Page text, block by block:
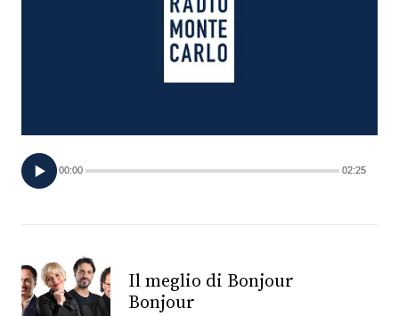
TV
PRINCIPATO
MONACO
RMC
CONSIGLIA
00:00 02:25
Il meglio di Bonjour
Bonjour